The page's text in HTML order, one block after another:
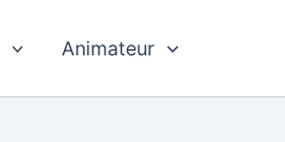
Animateur